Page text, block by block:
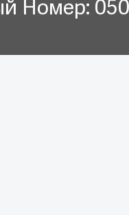
Номер: